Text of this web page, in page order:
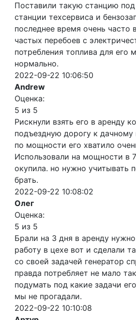
Поставили такую станцию под
станции техсервиса и
последнее время очень часто
частых перебоев с
потребления топлива для его
нормально.
2022-09-22 10:06:50
Andrew
Оценка:
5 из 5
Рискнули взять его в аренду
подъездную дорогу к дачному
по мощности его хватило
Использовали на мощности в
окупила. но нужно учитывать
брать.
2022-09-22 10:08:02
Олег
Оценка:
5 из 5
Брали на 3 дня в аренду
работу в цехе вот и сделали
со своей задачей генератор
правда потребляет не мало
подумать под какие задачи
мы не прогадали.
2022-09-22 10:10:08